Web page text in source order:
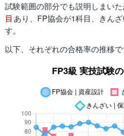
試験範囲の部分でも説明しまい
目 あり、FP協会が1科目、きん
す。
以下、それぞれの合格率の推移で